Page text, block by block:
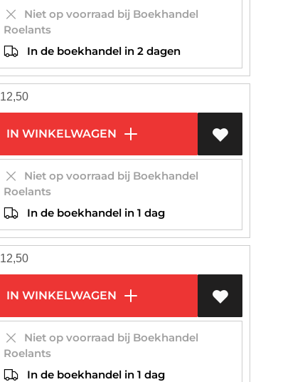
Niet op voorraad bij Boekhandel
Roelants
In de boekhandel in 2 dagen
12,50
IN WINKELWAGEN
Niet op voorraad bij Boekhandel
Roelants
In de boekhandel in 1 dag
12,50
IN WINKELWAGEN
Niet op voorraad bij Boekhandel
Roelants
In de boekhandel in 1 dag